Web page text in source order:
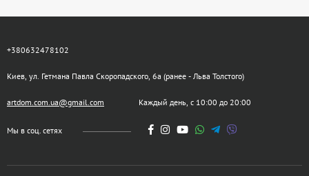
+380632478102
Киев, ул. Гетмана Павла Скоропадского, 6а (ранее - Льва Толстого)
artdom.com.ua@gmail.com Каждый день, с 10:00 до 20:00
Мы в соц. сетях